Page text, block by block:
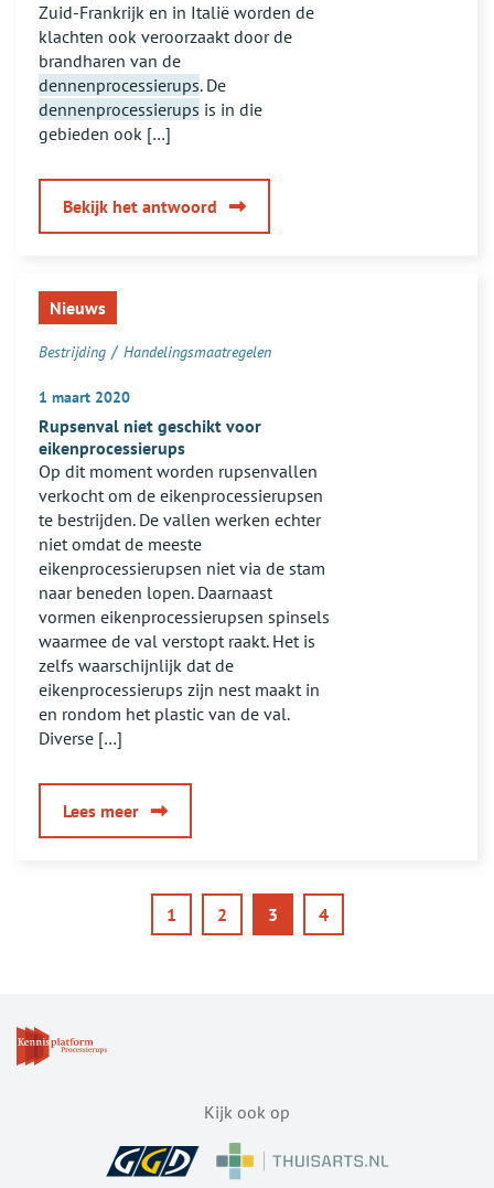
Zuid-Frankrijk en in Italië worden de
klachten ook veroorzaakt door de
brandharen van de
dennenprocessierups. De
dennenprocessierups is in die
gebieden ook […]
Bekijk het antwoord van
Komen
Nieuws
Bestrijding / Handelingsmaatregelen
1 maart 2020
Rupsenval niet geschikt voor
eikenprocessierups
Op dit moment worden rupsenvallen
verkocht om de eikenprocessierupsen
te bestrijden. De vallen werken echter
niet omdat de meeste
eikenprocessierupsen niet via de stam
naar beneden lopen. Daarnaast
vormen eikenprocessierupsen spinsels
waarmee de val verstopt raakt. Het is
zelfs waarschijnlijk dat de
eikenprocessierups zijn nest maakt in
en rondom het plastic van de val.
Diverse […]
Lees meerover
Rupsenval
geschikt
voor
eikenprocessierups
Pagina
1 Pagina
2 Pagina
3 Pagina
4
Kijk ook op